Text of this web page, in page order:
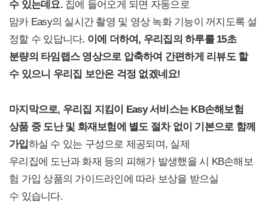
수 있는데요. 집에 들어오게 되면 자동으로
맘카 Easy의 실시간 촬영 및 영상 녹화 기능이 꺼지도록 설
정할 수 있답니다. 이에 더하여, 우리집의 하루를 15초
분량의 타임랩스 영상으로 압축하여 간편하게 리뷰도 할
수 있으니 우리집 보안은 걱정 없겠네요!
마지막으로, 우리집 지킴이 Easy 서비스는 KB손해보험
상품 중 도난 및 화재보험에 별도 절차 없이 기본으로 함께
가입하실 수 있는 구성으로 제공되며, 실제
우리집에 도난과 화재 등의 피해가 발생했을 시 KB손해보
험 가입 상품의 가이드라인에 따라 보상을 받으실
수 있습니다.